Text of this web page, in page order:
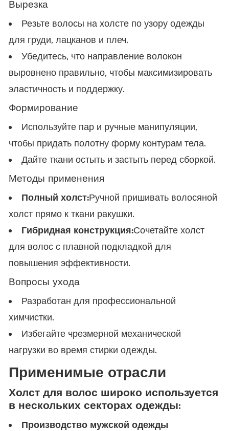
Вырезка
Резьте волосы на холсте по узору одежды
для груди, лацканов и плеч.
Убедитесь, что направление волокон
выровнено правильно, чтобы максимизировать
эластичность и поддержку.
Формирование
Используйте пар и ручные манипуляции,
чтобы придать полотну форму контурам тела.
Дайте ткани остыть и застыть перед сборкой.
Методы применения
Полный холст:Ручной пришивать волосяной
холст прямо к ткани ракушки.
Гибридная конструкция:Сочетайте холст
для волос с плавной подкладкой для
повышения эффективности.
Вопросы ухода
Разработан для профессиональной
химчистки.
Избегайте чрезмерной механической
нагрузки во время стирки одежды.
Применимые отрасли
Холст для волос широко используется
в нескольких секторах одежды:
Производство мужской одежды